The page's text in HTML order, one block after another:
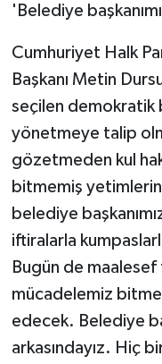
'Belediye
Cumhuriyet Halk
Başkanı Metin
seçilen demokratik
yönetmeye talip
gözetmeden kul
bitmemiş yetimlerin
belediye
iftiralarla
Bugün de
mücadelemiz
edecek. Belediye
arkasındayız. Hiç